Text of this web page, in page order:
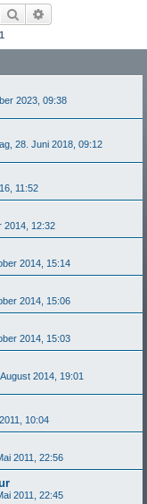
Suche
1
2023, 09:38
28. Juni 2018, 09:12
11:52
2014, 12:32
2014, 15:14
2014, 15:06
2014, 15:03
2014, 19:01
10:04
2011, 22:56
2011, 22:45